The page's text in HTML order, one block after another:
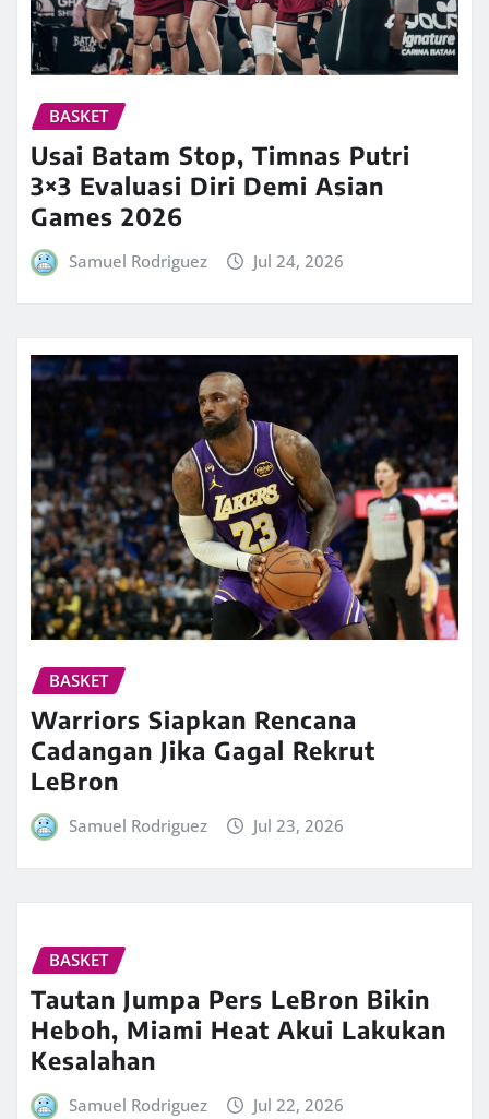
BASKET
Usai Batam Stop, Timnas Putri
3×3 Evaluasi Diri Demi Asian
Games 2026
Samuel Rodriguez Jul 24, 2026
BASKET
Warriors Siapkan Rencana
Cadangan Jika Gagal Rekrut
LeBron
Samuel Rodriguez Jul 23, 2026
BASKET
Tautan Jumpa Pers LeBron Bikin
Heboh, Miami Heat Akui Lakukan
Kesalahan
Samuel Rodriguez Jul 22, 2026